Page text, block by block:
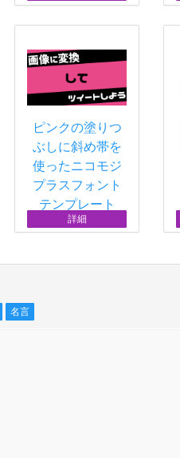
ピンクの塗りつ
ぶしに斜め帯を
使ったニコモジ
プラスフォント
テンプレート
詳細
名言